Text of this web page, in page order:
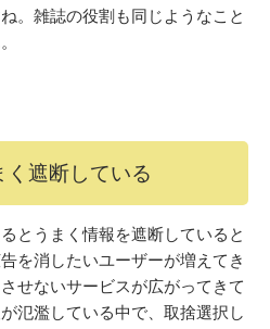
。雑誌の役割も同じようなこと
遮断している
とうまく情報を遮断していると
を消したいユーザーが増えてき
せないサービスが広がってきて
氾濫している中で、取捨選択し